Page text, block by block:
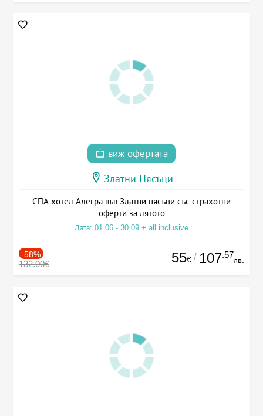
виж офертата
Златни Пясъци
СПА хотел Алегра във Златни пясъци със страхотни
оферти за лятото
Дата: 01.06 - 30.09 + all inclusive
-58%
132.00€ 55€ / 107.57
лв.